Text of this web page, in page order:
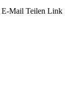
E-Mail Teilen Link